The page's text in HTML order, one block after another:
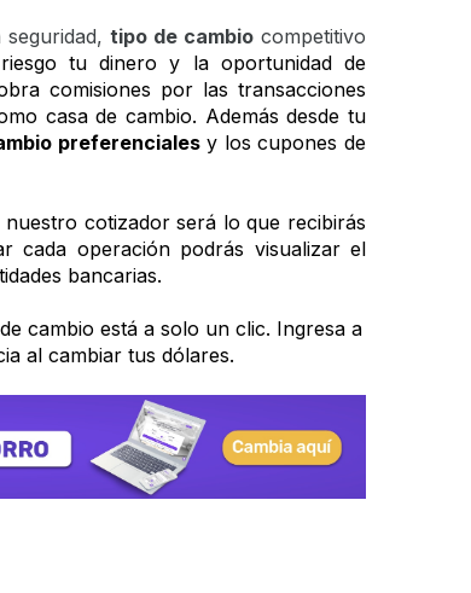
seguridad, tipo de cambio competitivo
tu dinero y la oportunidad de
comisiones por las transacciones
casa de cambio. Además desde tu
preferenciales y los cupones de
cotizador será lo que recibirás
cada operación podrás visualizar el
bancarias.
al cambiar tus dólares.